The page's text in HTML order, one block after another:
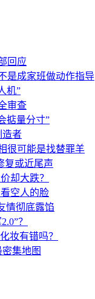
回应
是成家班做动作指导
机”
审查
掂量分寸”
造者
很可能是找替罪羊
复或近尾声
却大跌？
空人的脸
情彻底露馅
？
妆有错吗？
集地图